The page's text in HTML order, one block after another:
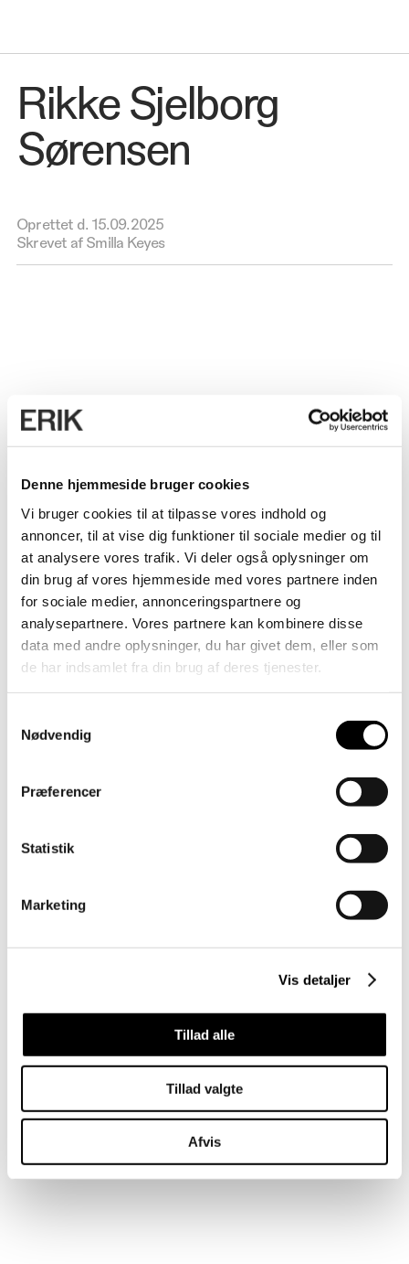
Denne hjemmeside bruger cookies
Vi bruger cookies til at tilpasse vores indhold og
annoncer, til at vise dig funktioner til sociale medier og til
at analysere vores trafik. Vi deler også oplysninger om
din brug af vores hjemmeside med vores partnere inden
for sociale medier, annonceringspartnere og
analysepartnere. Vores partnere kan kombinere disse
data med andre oplysninger, du har givet dem, eller som
de har indsamlet fra din brug af deres tjenester.
Nødvendig
Præferencer
Statistik
Marketing
Vis detaljer
Tillad alle
Tillad valgte
Afvis
Rikke Sjelborg
Sørensen
Oprettet d. 15.09.2025
Skrevet af Smilla Keyes